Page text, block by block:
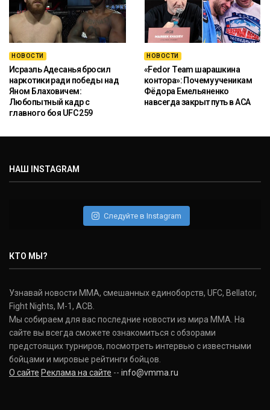
НОВОСТИ
Исраэль Адесанья бросил
наркотики ради победы над
Яном Блаховичем:
Любопытный кадр с
главного боя UFC 259
НОВОСТИ
«Fedor Team шарашкина
контора»: Почему ученикам
Фёдора Емельяненко
навсегда закрыт путь в ACA
НАШ INSTAGRAM
Следуйте в Instagram
КТО МЫ?
Узнавай новости ММА, смешанных единоборств, UFC, Bellator,
Fight Nights, M-1, ACB.
Мы собираем для вас последние новости из мира ММА. На
сайте вы всегда сможете ознакомиться с обзорами
предстоящих турниров, посмотреть интервью с известными
бойцами и мировые рейтинги бойцов.
О сайте Реклама на сайте -- info@vmma.ru